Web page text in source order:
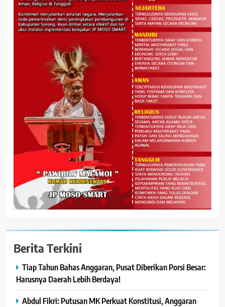
Berita Terkini
Tiap Tahun Bahas Anggaran, Pusat Diberikan Porsi Besar:
Harusnya Daerah Lebih Berdaya!
Abdul Fikri: Putusan MK Perkuat Konstitusi, Anggaran